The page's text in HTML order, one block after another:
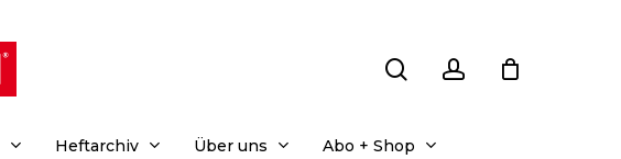
Heftarchiv Über uns Abo + Shop